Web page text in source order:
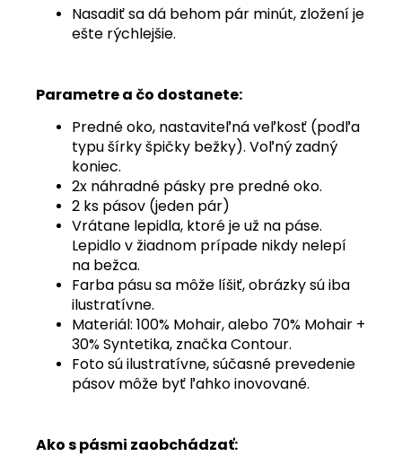
Nasadiť sa dá behom pár minút, zložení je
ešte rýchlejšie.
Parametre a čo dostanete:
Predné oko, nastaviteľná veľkosť (podľa
typu šírky špičky bežky). Voľný zadný
koniec.
2x náhradné pásky pre predné oko.
2 ks pásov (jeden pár)
Vrátane lepidla, ktoré je už na páse.
Lepidlo v žiadnom prípade nikdy nelepí
na bežca.
Farba pásu sa môže líšiť, obrázky sú iba
ilustratívne.
Materiál: 100% Mohair, alebo 70% Mohair +
30% Syntetika, značka Contour.
Foto sú ilustratívne, súčasné prevedenie
pásov môže byť ľahko inovované.
Ako s pásmi zaobchádzať: